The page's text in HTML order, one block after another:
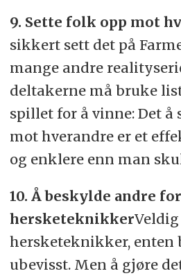
9. Sette folk opp mot
sikkert sett det på
mange andre
deltakerne må bruke
spillet for å vinne: Det å
mot hverandre er et
og enklere enn man
10. Å beskylde andre
hersketeknikker
hersketeknikker, enten
ubevisst. Men å gjøre